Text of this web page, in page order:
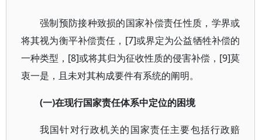
强制预防接种致损的国家补偿责任性质，学界或
将其视为衡平补偿责任，[7]或界定为公益牺牲补偿的
一种类型，[8]或将其归为征收性质的侵害补偿，[9]莫
衷一是，且未对其构成要件有系统的阐明。
(一)在现行国家责任体系中定位的困境
我国针对行政机关的国家责任主要包括行政赔